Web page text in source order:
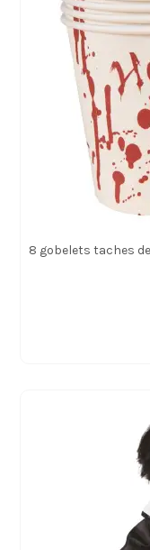
8 gobelets taches